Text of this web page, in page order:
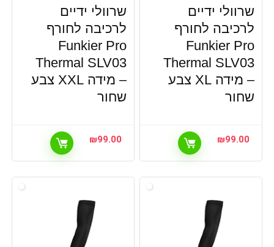
שרוולי ידיים
לרכיבה לחורף
Funkier Pro
Thermal SLV03
– מידה XL צבע
שחור
₪99.00
שרוולי ידיים
לרכיבה לחורף
Funkier Pro
Thermal SLV03
– מידה XXL צבע
שחור
₪99.00